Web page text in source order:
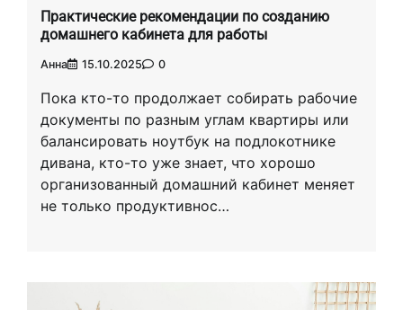
Практические рекомендации по созданию
домашнего кабинета для работы
Анна 15.10.2025 0
Пока кто-то продолжает собирать рабочие
документы по разным углам квартиры или
балансировать ноутбук на подлокотнике
дивана, кто-то уже знает, что хорошо
организованный домашний кабинет меняет
не только продуктивнос…